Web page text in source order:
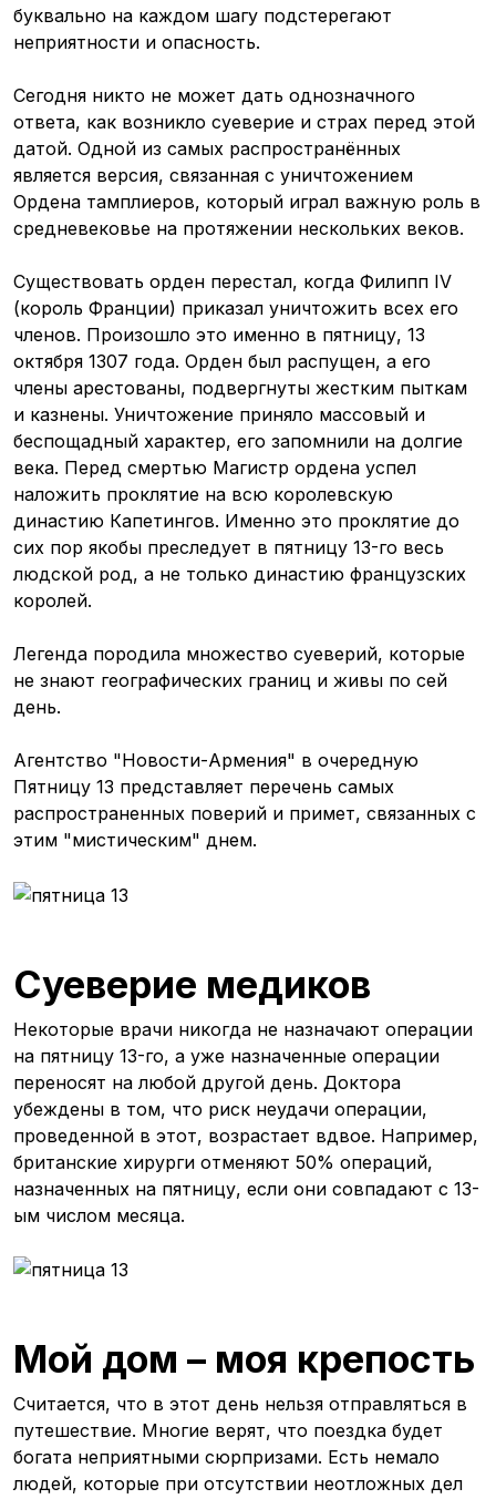
буквально на каждом шагу подстерегают
неприятности и опасность.
Сегодня никто не может дать однозначного
ответа, как возникло суеверие и страх перед этой
датой. Одной из самых распространённых
является версия, связанная с уничтожением
Ордена тамплиеров, который играл важную роль в
средневековье на протяжении нескольких веков.
Существовать орден перестал, когда Филипп IV
(король Франции) приказал уничтожить всех его
членов. Произошло это именно в пятницу, 13
октября 1307 года. Орден был распущен, а его
члены арестованы, подвергнуты жестким пыткам
и казнены. Уничтожение приняло массовый и
беспощадный характер, его запомнили на долгие
века. Перед смертью Магистр ордена успел
наложить проклятие на всю королевскую
династию Капетингов. Именно это проклятие до
сих пор якобы преследует в пятницу 13-го весь
людской род, а не только династию французских
королей.
Легенда породила множество суеверий, которые
не знают географических границ и живы по сей
день.
Агентство "Новости-Армения" в очередную
Пятницу 13 представляет перечень самых
распространенных поверий и примет, связанных с
этим "мистическим" днем.
Суеверие медиков
Некоторые врачи никогда не назначают операции
на пятницу 13-го, а уже назначенные операции
переносят на любой другой день. Доктора
убеждены в том, что риск неудачи операции,
проведенной в этот, возрастает вдвое. Например,
британские хирурги отменяют 50% операций,
назначенных на пятницу, если они совпадают с 13-
ым числом месяца.
Мой дом – моя крепость
Считается, что в этот день нельзя отправляться в
путешествие. Многие верят, что поездка будет
богата неприятными сюрпризами. Есть немало
людей, которые при отсутствии неотложных дел